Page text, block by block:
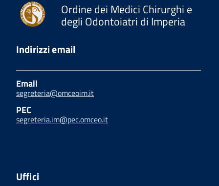
Ordine dei Medici Chirurghi e
degli Odontoiatri di Imperia
Indirizzi email
Email
segreteria@omceoim.it
PEC
segreteria.im@pec.omceo.it
Uffici